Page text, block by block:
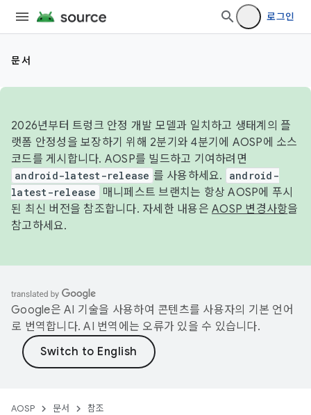
로그인
문서
2026년부터 트렁크 안정 개발 모델과 일치하고 생태계의 플
랫폼 안정성을 보장하기 위해 2분기와 4분기에 AOSP에 소스
코드를 게시합니다. AOSP를 빌드하고 기여하려면
android-latest-release 를 사용하세요.
android-
latest-release
매니페스트 브랜치는 항상 AOSP에 푸시
된 최신 버전을 참조합니다. 자세한 내용은 AOSP 변경사항을
참고하세요.
Google은 AI 기술을 사용하여 콘텐츠를 사용자의 기본 언어
로 번역합니다. AI 번역에는 오류가 있을 수 있습니다.
AOSP 문서 참조